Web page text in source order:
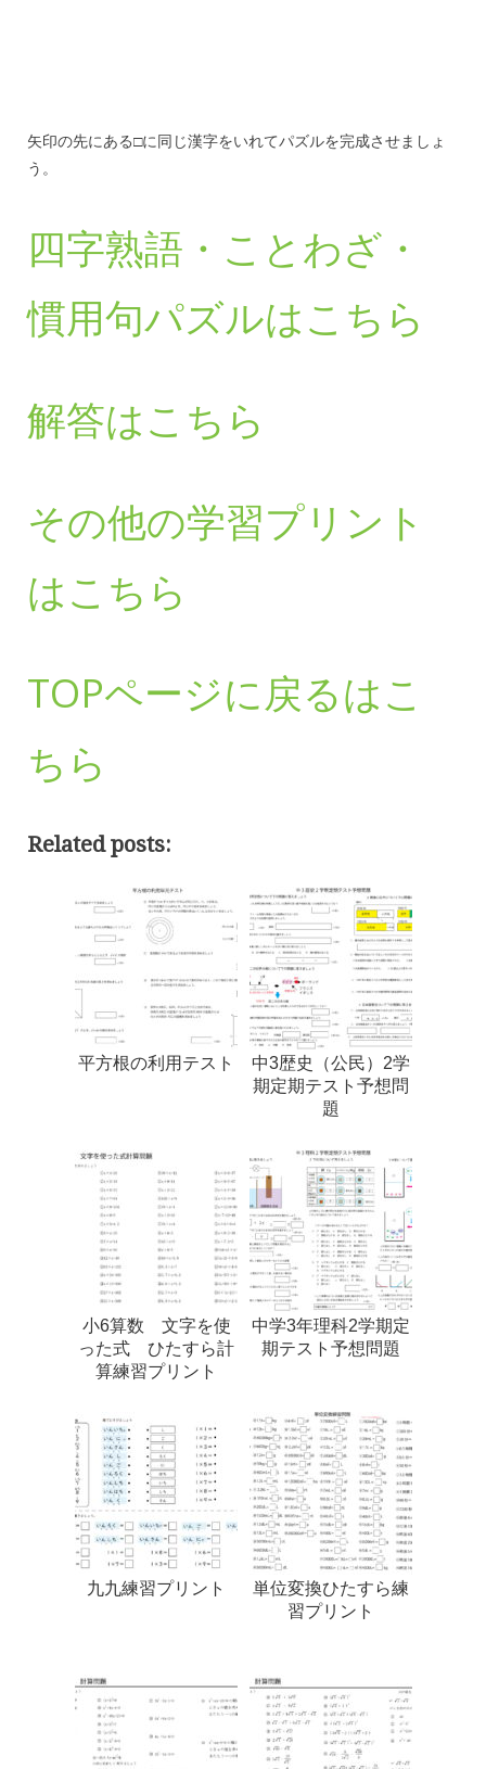
矢印の先にある□に同じ漢字をいれてパズルを完成させましょ
う。
四字熟語・ことわざ・
慣用句パズルはこちら
解答はこちら
その他の学習プリント
はこちら
TOPページに戻るはこ
ちら
Related posts:
平方根の利用テスト
中3歴史（公民）2学
期定期テスト予想問
題
小6算数 文字を使
った式 ひたすら計
算練習プリント
中学3年理科2学期定
期テスト予想問題
九九練習プリント
単位変換ひたすら練
習プリント